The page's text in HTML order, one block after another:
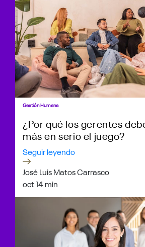
Gestión Humana
¿Por qué los gerentes
más en serio el juego?
Seguir leyendo
José Luis Matos Carrasco
oct 14 min